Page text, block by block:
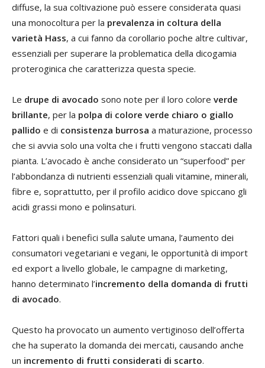
diffuse, la sua coltivazione può essere considerata quasi
una monocoltura per la prevalenza in coltura della
varietà Hass, a cui fanno da corollario poche altre cultivar,
essenziali per superare la problematica della dicogamia
proteroginica che caratterizza questa specie.
Le drupe di avocado sono note per il loro colore verde
brillante, per la polpa di colore verde chiaro o giallo
pallido e di consistenza burrosa a maturazione, processo
che si avvia solo una volta che i frutti vengono staccati dalla
pianta. L’avocado è anche considerato un “superfood” per
l’abbondanza di nutrienti essenziali quali vitamine, minerali,
fibre e, soprattutto, per il profilo acidico dove spiccano gli
acidi grassi mono e polinsaturi.
Fattori quali i benefici sulla salute umana, l’aumento dei
consumatori vegetariani e vegani, le opportunità di import
ed export a livello globale, le campagne di marketing,
hanno determinato l’incremento della domanda di frutti
di avocado.
Questo ha provocato un aumento vertiginoso dell’offerta
che ha superato la domanda dei mercati, causando anche
un incremento di frutti considerati di scarto.